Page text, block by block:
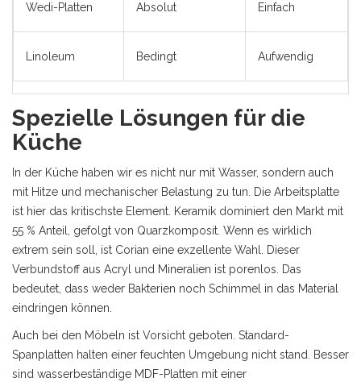
Wedi-Platten Absolut Einfach
Linoleum Bedingt Aufwendig
Spezielle Lösungen für die
Küche
In der Küche haben wir es nicht nur mit Wasser, sondern auch
mit Hitze und mechanischer Belastung zu tun. Die Arbeitsplatte
ist hier das kritischste Element. Keramik dominiert den Markt mit
55 % Anteil, gefolgt von Quarzkomposit. Wenn es wirklich
extrem sein soll, ist Corian eine exzellente Wahl. Dieser
Verbundstoff aus Acryl und Mineralien ist porenlos. Das
bedeutet, dass weder Bakterien noch Schimmel in das Material
eindringen können.
Auch bei den Möbeln ist Vorsicht geboten. Standard-
Spanplatten halten einer feuchten Umgebung nicht stand. Besser
sind wasserbeständige MDF-Platten mit einer